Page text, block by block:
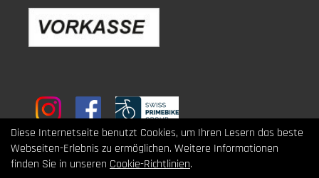
Diese Internetseite benutzt Cookies, um Ihren Lesern das beste
Webseiten-Erlebnis zu ermöglichen. Weitere Informationen
finden Sie in unseren Cookie-Richtlinien.